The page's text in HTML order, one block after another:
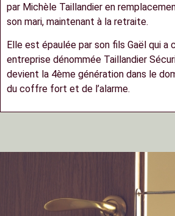
par Michèle Taillandier en
son mari, maintenant à la retraite.
Elle est épaulée par son fils Gaël qui a
entreprise dénommée Taillandier
devient la 4ème génération dans le
du coffre fort et de l’alarme.